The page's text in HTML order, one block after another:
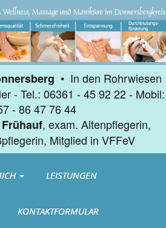
• In den Rohrwiesen
- Tel.: 06361 - 45 92 22 - Mobil:
- 86 47 76 44
, exam. Altenpflegerin,
Mitglied in VFFeV
LEISTUNGEN
KONTAKTFORMULAR